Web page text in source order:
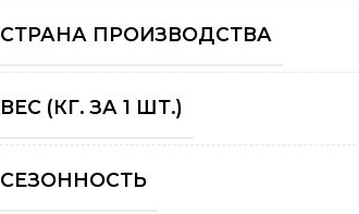
СТРАНА ПРОИЗВОДСТВА
ВЕС (КГ. ЗА 1 ШТ.)
СЕЗОННОСТЬ